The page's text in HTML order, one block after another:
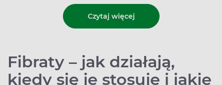
Czytaj więcej
Fibraty – jak działają,
kiedy się je stosuje i jakie